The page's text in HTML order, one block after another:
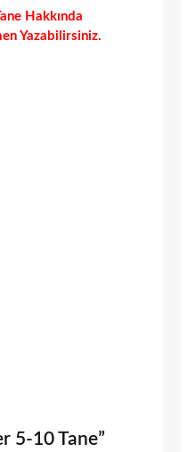
Hakkında
Yazabilirsiniz.
5-10 Tane”